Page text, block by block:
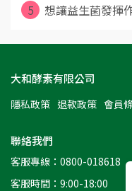
5
想讓益生菌發揮
大和酵素有限公司
隱私政策 退款政策 會員
聯絡我們
客服專線：0800-018618
客服時間：9:00-18:00